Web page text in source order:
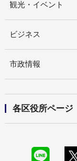
観光・イベント
ビジネス
市政情報
各区役所ページ